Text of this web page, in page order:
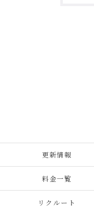
更新情報
料金一覧
リクルート